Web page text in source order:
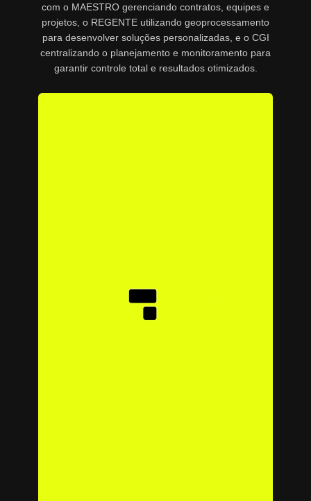
com o MAESTRO gerenciando contratos, equipes e
projetos, o REGENTE utilizando geoprocessamento
para desenvolver soluções personalizadas, e o CGI
centralizando o planejamento e monitoramento para
garantir controle total e resultados otimizados.